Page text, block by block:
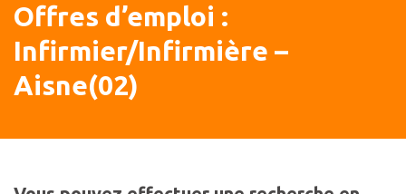
Offres d’emploi :
Infirmier/Infirmière –
Aisne(02)